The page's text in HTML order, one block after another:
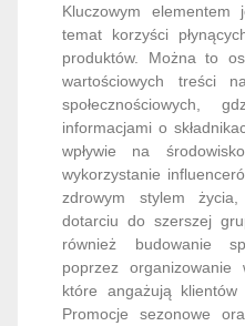
Kluczowym
temat korzyści
produktów. Można to
wartościowych treści
społecznościowych,
informacjami o
wpływie na
wykorzystanie
zdrowym stylem
dotarciu do szerszej
również budowanie
poprzez organizowanie
które angażują
Promocje sezonowe